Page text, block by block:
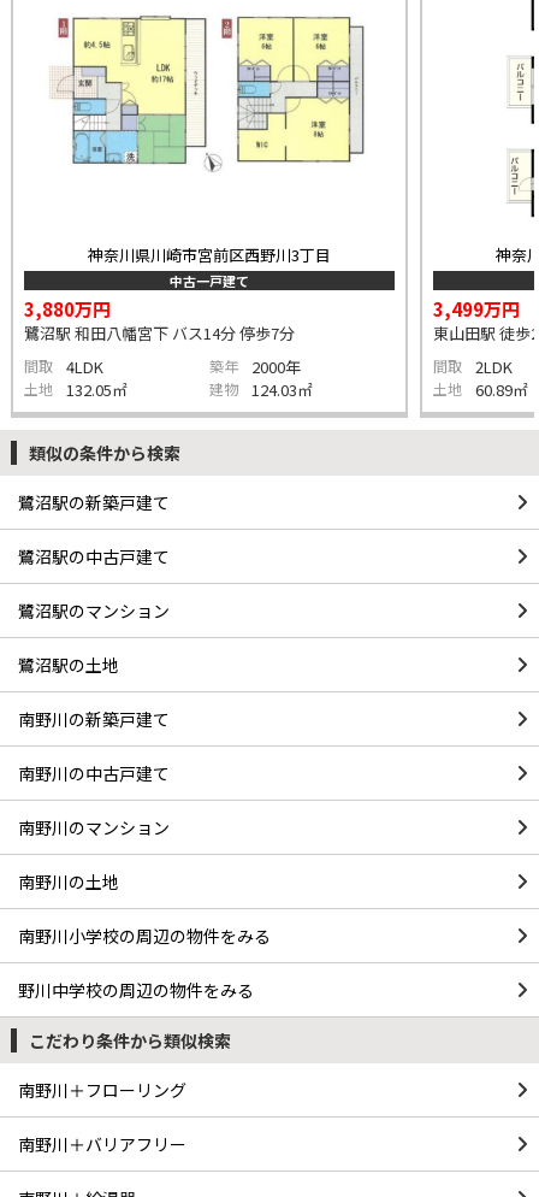
神奈川県川崎市宮前区西野川3丁目
中古一戸建て
3,880万円
鷺沼駅 和田八幡宮下 バス14分 停歩7分
間取 4LDK 築年 2000年
土地 132.05㎡ 建物 124.03㎡
神奈
3,499万円
東山田駅 徒歩
間取 2LDK
土地 60.89㎡
類似の条件から検索
鷺沼駅の新築戸建て
鷺沼駅の中古戸建て
鷺沼駅のマンション
鷺沼駅の土地
南野川の新築戸建て
南野川の中古戸建て
南野川のマンション
南野川の土地
南野川小学校の周辺の物件をみる
野川中学校の周辺の物件をみる
こだわり条件から類似検索
南野川＋フローリング
南野川＋バリアフリー